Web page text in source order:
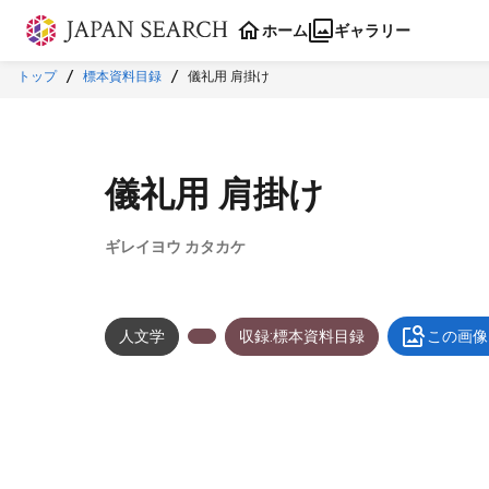
本文に飛ぶ
ホーム ギャラリー
トップ 標本資料目録 儀礼用 肩掛け
儀礼用 肩掛け
ギレイヨウ カタカケ
人文学 収録:標本資料目録 この画